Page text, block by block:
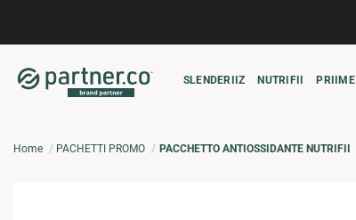
SLENDERIIZ NUTRIFII PRIIME
Home PACHETTI PROMO PACCHETTO ANTIOSSIDANTE NUTRIFII